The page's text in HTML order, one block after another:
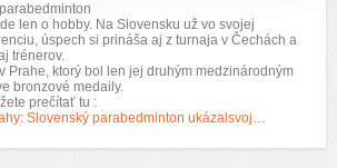
len o hobby. Na Slovensku už vo svojej
úspech si prináša aj z turnaja v Čechách a
trénerov.
Prahe, ktorý bol len jej druhým medzinárodným
bronzové medaily.
prečítať tu :
Slovenský parabedminton ukázalsvoj…